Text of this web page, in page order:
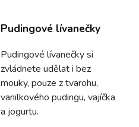
Pudingové lívanečky
Pudingové lívanečky si
zvládnete udělat i bez
mouky, pouze z tvarohu,
vanilkového pudingu, vajíčka
a jogurtu.